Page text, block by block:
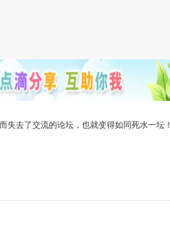
失去了交流的论坛，也就变得如同死水一坛！